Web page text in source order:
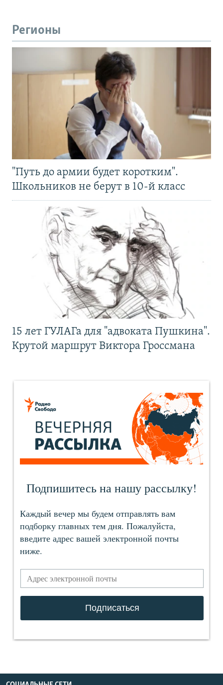
Регионы
"Путь до армии будет коротким".
Школьников не берут в 10-й класс
15 лет ГУЛАГа для "адвоката Пушкина".
Крутой маршрут Виктора Гроссмана